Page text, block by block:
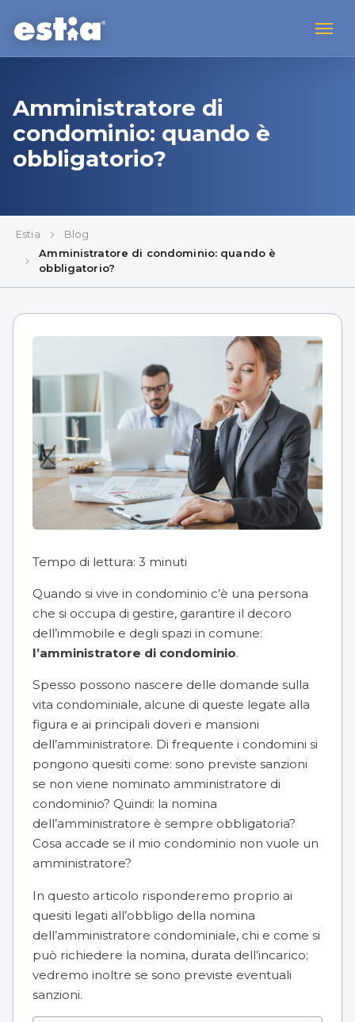
Amministratore di
condominio: quando è
obbligatorio?
Estia
Blog
Amministratore di condominio: quando è
obbligatorio?
Tempo di lettura: 3 minuti
Quando si vive in condominio c’è una persona
che si occupa di gestire, garantire il decoro
dell’immobile e degli spazi in comune:
l’amministratore di condominio.
Spesso possono nascere delle domande sulla
vita condominiale, alcune di queste legate alla
figura e ai principali doveri e mansioni
dell’amministratore. Di frequente i condomini si
pongono quesiti come: sono previste sanzioni
se non viene nominato amministratore di
condominio? Quindi: la nomina
dell’amministratore è sempre obbligatoria?
Cosa accade se il mio condominio non vuole un
amministratore?
In questo articolo risponderemo proprio ai
quesiti legati all’obbligo della nomina
dell’amministratore condominiale, chi e come si
può richiedere la nomina, durata dell’incarico;
vedremo inoltre se sono previste eventuali
sanzioni.